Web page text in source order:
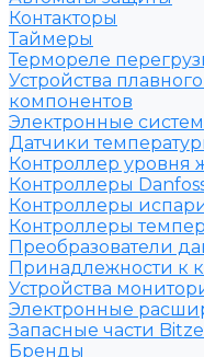
Контакторы
Таймеры
Термореле
Устройства
компонентов
Электронные
Датчики
Контроллер уровня
Контроллеры
Контроллеры
Контроллеры
Преобразователи
Принадлежности к
Устройства
Электронные
Запасные части
Бренды